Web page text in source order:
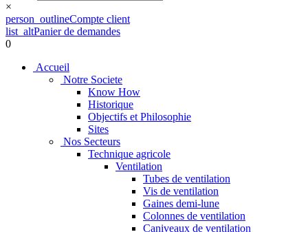
×
person_outlineCompte client
list_altPanier de demandes
0
Accueil
Notre Societe
Know How
Historique
Objectifs et Philosophie
Sites
Nos Secteurs
Technique agricole
Ventilation
Tubes de ventilation
Vis de ventilation
Gaines demi-lune
Colonnes de ventilation
Caniveaux de ventilation